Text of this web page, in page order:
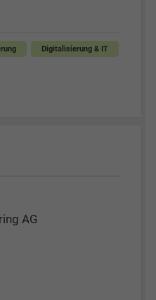
Digitalisierung & IT
AG